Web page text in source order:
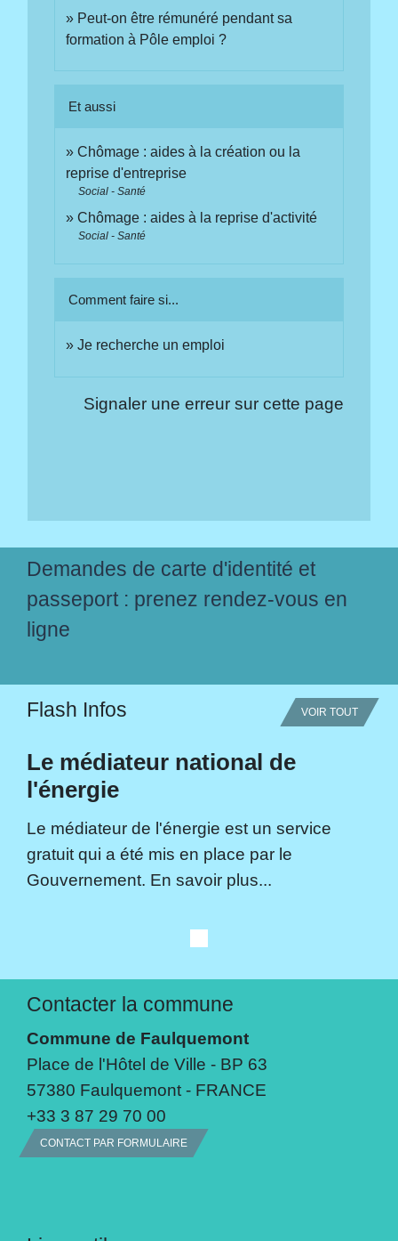
Peut-on être rémunéré pendant sa
formation à Pôle emploi ?
Et aussi
Chômage : aides à la création ou la
reprise d'entreprise
Social - Santé
Chômage : aides à la reprise d'activité
Social - Santé
Comment faire si...
Je recherche un emploi
Signaler une erreur sur cette page
Demandes de carte d'identité et
passeport : prenez rendez-vous en
ligne
Flash Infos VOIR TOUT
Le médiateur national de
l'énergie
Le médiateur de l'énergie est un service
gratuit qui a été mis en place par le
Gouvernement. En savoir plus...
Contacter la commune
Commune de Faulquemont
Place de l'Hôtel de Ville - BP 63
57380 Faulquemont - FRANCE
+33 3 87 29 70 00
CONTACT PAR FORMULAIRE